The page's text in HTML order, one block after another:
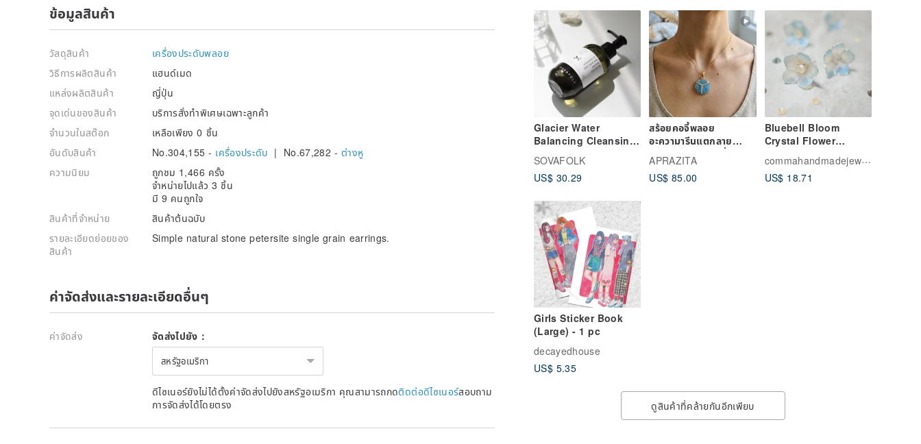
Glacier Water
Balancing Cleansing
Gel Texture Gentle
Cleansing and Ultra
Washing
SOVAFOLK
US$ 30.29
สร้อยคอจี้พลอย
อะความารีนแตกลาย
Kintsugi Art เครื่อง
ประดับเงิน
APRAZITA
US$ 85.00
Bluebell Bloom
Crystal Flower
commahandmadejewelry
US$ 18.71
Girls Sticker Book
(Large) - 1 pc
decayedhouse
US$ 5.35
ดูสินค้าที่คล้ายกันอีกเพียบ
ข้อมูลสินค้า
วัสดุสินค้า
เครื่องประดับพลอย
วิธีการผลิตสินค้า
แฮนด์เมด
แหล่งผลิตสินค้า
ญี่ปุ่น
จุดเด่นของสินค้า
บริการสั่งทำพิเศษเฉพาะลูกค้า
จำนวนในสต๊อก
เหลือเพียง 0 ชิ้น
อันดับสินค้า
No.304,155 - เครื่องประดับ | No.67,282 - ต่างหู
ความนิยม
ถูกชม 1,466 ครั้ง
จำหน่ายไปแล้ว 3 ชิ้น
มี 9 คนถูกใจ
สินค้าที่จำหน่าย
สินค้าต้นฉบับ
รายละเอียดย่อยของ
สินค้า
Simple natural stone petersite single grain earrings.
ค่าจัดส่งและรายละเอียดอื่นๆ
ค่าจัดส่ง จัดส่งไปยัง：
สหรัฐอเมริกา
ดีไซเนอร์ยังไม่ได้ตั้งค่าจัดส่งไปยังสหรัฐอเมริกา คุณสามารถกดติดต่อดีไซเนอร์สอบถาม
การจัดส่งได้โดยตรง